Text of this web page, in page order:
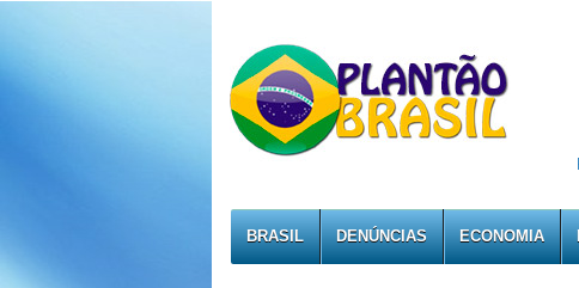
BRASIL DENÚNCIAS ECONOMIA